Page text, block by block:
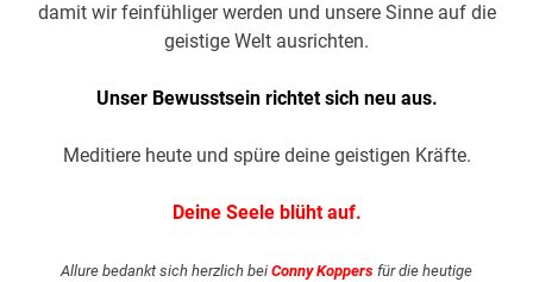
damit wir feinfühliger werden und unsere Sinne auf die
geistige Welt ausrichten.
Unser Bewusstsein richtet sich neu aus.
Meditiere heute und spüre deine geistigen Kräfte.
Deine Seele blüht auf.
Allure bedankt sich herzlich bei Conny Koppers für die heutige